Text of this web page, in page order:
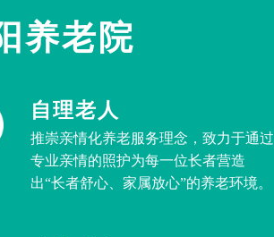
养老院
自理老人
推崇亲情化养老服务理念，致力于通过
专业亲情的照护为每一位长者营造
出“长者舒心、家属放心”的养老环境。